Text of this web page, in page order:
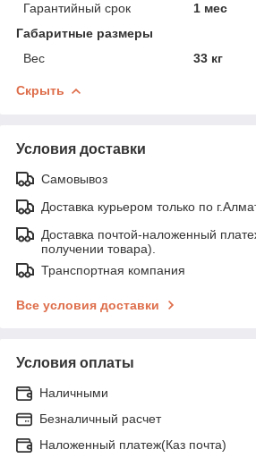
Гарантийный срок
1 мес
Габаритные размеры
Вес
33 кг
Скрыть
Условия доставки
Самовывоз
Доставка курьером только по
Доставка почтой-наложенный
получении товара).
Транспортная компания
Все условия доставки
Условия оплаты
Наличными
Безналичный расчет
Наложенный платеж(Каз почта)